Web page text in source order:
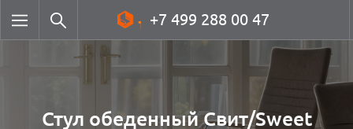
+7 499 288 00 47
Стул обеденный Свит/Sweet